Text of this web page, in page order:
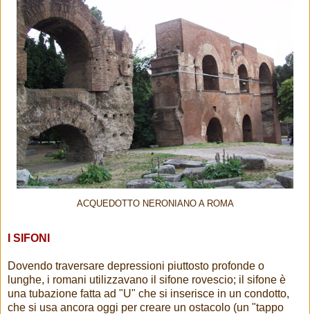
ACQUEDOTTO NERONIANO A ROMA
I SIFONI
Dovendo traversare depressioni piuttosto profonde o
lunghe, i romani utilizzavano il sifone rovescio; il sifone è
una tubazione fatta ad "U" che si inserisce in un condotto,
che si usa ancora oggi per creare un ostacolo (un "tappo